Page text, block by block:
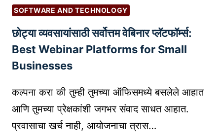
म
च्या
व्य
व
या
सा
ठी
स
र्वो
SOFTWARE AND TECHNOLOGY
छोट्या व्यवसायांसाठी सर्वोत्तम वेबिनार प्लॅटफॉर्म्स:
Best Webinar Platforms for Small
Businesses
कल्पना करा की तुम्ही तुमच्या ऑफिसमध्ये बसलेले आहात
आणि तुमच्या प्रेक्षकांशी जगभर संवाद साधत आहात.
प्रवासाचा खर्च नाही, आयोजनाचा त्रास…